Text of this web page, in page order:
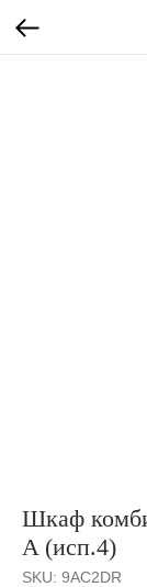
Шкаф
A (исп.4)
SKU: 9AC2DR